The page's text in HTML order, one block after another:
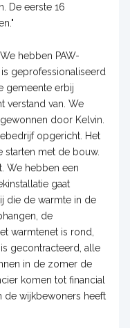
De eerste 16
hebben PAW-
geprofessionaliseerd
gemeente erbij
verstand van. We
door Kelvin.
opgericht. Het
met de bouw.
We hebben een
gaat
die de warmte in de
de
warmtenet is rond,
gecontracteerd, alle
in de zomer de
komen tot financial
de wijkbewoners heeft